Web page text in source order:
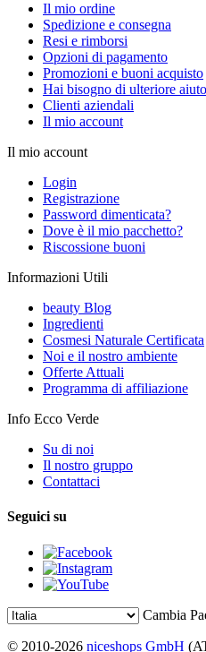
Il mio ordine
Spedizione e consegna
Resi e rimborsi
Opzioni di pagamento
Promozioni e buoni acquisto
Hai bisogno di ulteriore
Clienti aziendali
Il mio account
Il mio account
Login
Registrazione
Password dimenticata?
Dove è il mio pacchetto?
Riscossione buoni
Informazioni Utili
beauty Blog
Ingredienti
Cosmesi Naturale Certificata
Noi e il nostro ambiente
Offerte Attuali
Programma di affiliazione
Info Ecco Verde
Su di noi
Il nostro gruppo
Contattaci
Seguici su
Cambia
© 2010-2026 niceshops GmbH